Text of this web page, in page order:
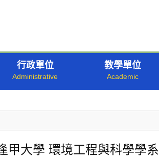
行政單位 教學單位
甲大學 環境工程與科學學系